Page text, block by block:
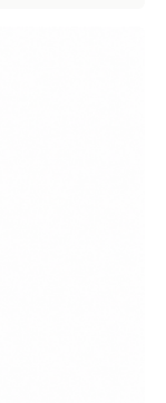
SAINE